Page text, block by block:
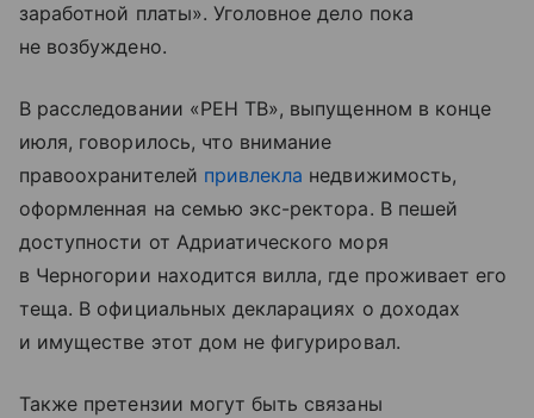
заработной платы». Уголовное дело пока
не возбуждено.
В расследовании «РЕН ТВ», выпущенном в конце
июля, говорилось, что внимание
правоохранителей привлекла недвижимость,
оформленная на семью экс-ректора. В пешей
доступности от Адриатического моря
в Черногории находится вилла, где проживает его
теща. В официальных декларациях о доходах
и имуществе этот дом не фигурировал.
Также претензии могут быть связаны